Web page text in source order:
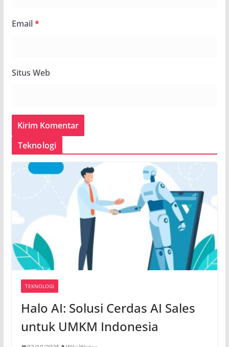
Email*
Situs Web
Teknologi
TEKNOLOGI
Halo AI: Solusi Cerdas AI Sales
untuk UMKM Indonesia